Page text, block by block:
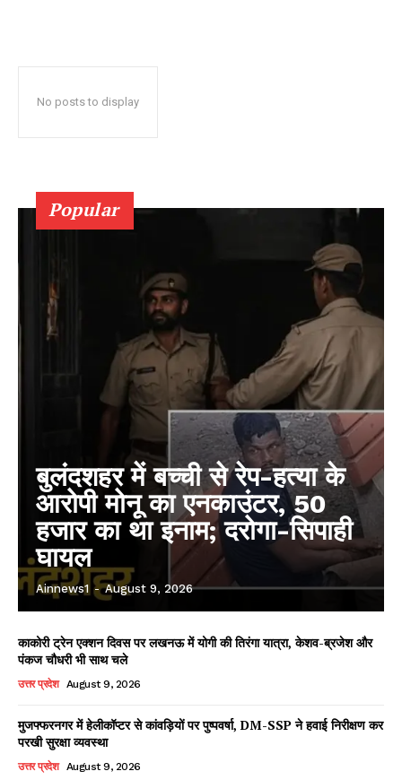
No posts to display
Popular
बुलंदशहर में बच्ची से रेप-हत्या के
आरोपी मोनू का एनकाउंटर, 50
हजार का था इनाम; दरोगा-सिपाही
घायल
Ainnews1 - August 9, 2026
काकोरी ट्रेन एक्शन दिवस पर लखनऊ में योगी की तिरंगा यात्रा, केशव-ब्रजेश और
पंकज चौधरी भी साथ चले
उत्तर प्रदेश August 9, 2026
मुजफ्फरनगर में हेलीकॉप्टर से कांवड़ियों पर पुष्पवर्षा, DM-SSP ने हवाई निरीक्षण कर
परखी सुरक्षा व्यवस्था
उत्तर प्रदेश August 9, 2026